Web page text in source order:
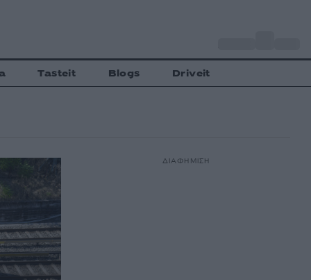
Tasteit Blogs Driveit
ΔΙΑΦΗΜΙΣΗ